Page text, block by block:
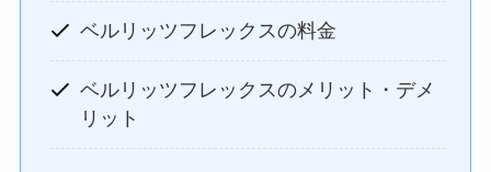
ベルリッツフレックスの料金
ベルリッツフレックスのメリット・デメ
リット